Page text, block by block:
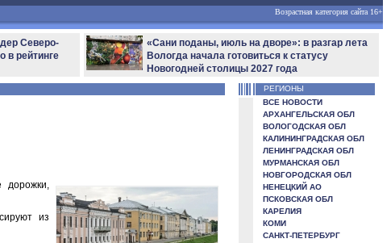
Возрастная категория сайта 16+
Северо-
в рейтинге
«Сани поданы, июль на дворе»: в разгар лета
Вологда начала готовиться к статусу
Новогодней столицы 2027 года
дорожки,
из
РЕГИОНЫ
ВСЕ НОВОСТИ
АРХАНГЕЛЬСКАЯ ОБЛ
ВОЛОГОДСКАЯ ОБЛ
КАЛИНИНГРАДСКАЯ ОБЛ
ЛЕНИНГРАДСКАЯ ОБЛ
МУРМАНСКАЯ ОБЛ
НОВГОРОДСКАЯ ОБЛ
НЕНЕЦКИЙ АО
ПСКОВСКАЯ ОБЛ
КАРЕЛИЯ
КОМИ
САНКТ-ПЕТЕРБУРГ